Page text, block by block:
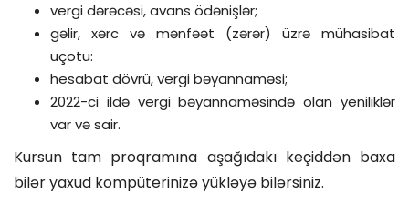
vergi dərəcəsi, avans ödənişlər;
gəlir, xərc və mənfəət (zərər) üzrə mühasibat
uçotu:
hesabat dövrü, vergi bəyannaməsi;
2022-ci ildə vergi bəyannaməsində olan yeniliklər
var və sair.
Kursun tam proqramına aşağıdakı keçiddən baxa
bilər yaxud kompüterinizə yükləyə bilərsiniz.